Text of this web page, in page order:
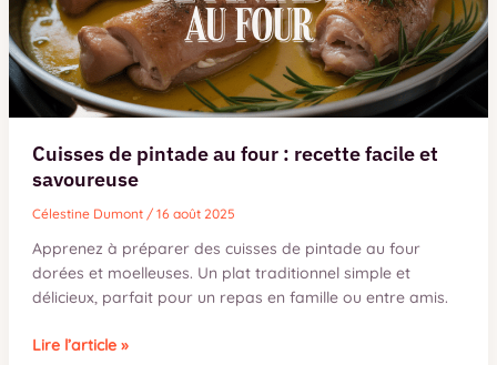
achat
et
dégustation
Cuisses de pintade au four : recette facile et
savoureuse
Célestine Dumont / 16 août 2025
Apprenez à préparer des cuisses de pintade au four
dorées et moelleuses. Un plat traditionnel simple et
délicieux, parfait pour un repas en famille ou entre amis.
Cuisses
Lire l’article »